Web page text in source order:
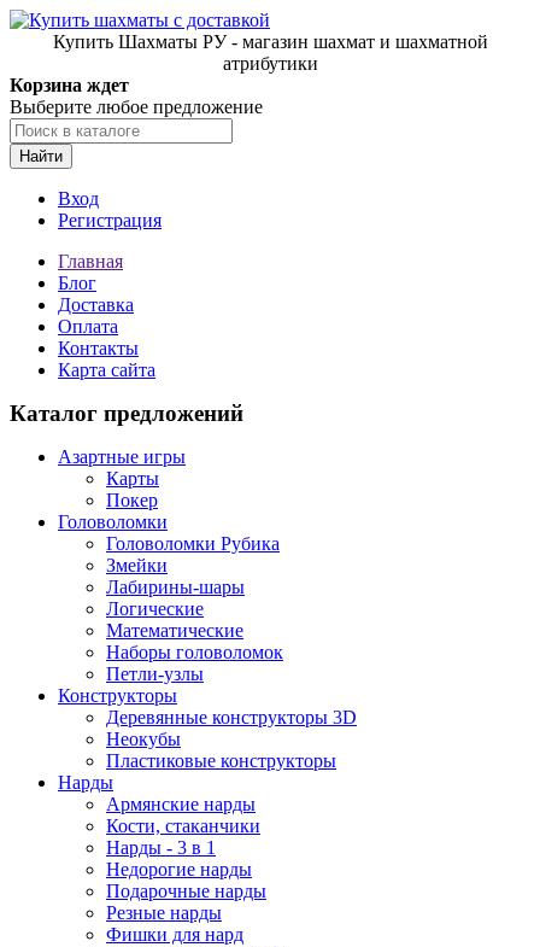
Купить Шахматы РУ - магазин шахмат и шахматной
атрибутики
Корзина ждет
Выберите любое предложение
Найти
Вход
Регистрация
Главная
Блог
Доставка
Оплата
Контакты
Карта сайта
Каталог предложений
Азартные игры
Карты
Покер
Головоломки
Головоломки Рубика
Змейки
Лабирины-шары
Логические
Математические
Наборы головоломок
Петли-узлы
Конструкторы
Деревянные конструкторы 3D
Неокубы
Пластиковые конструкторы
Нарды
Армянские нарды
Кости, стаканчики
Нарды - 3 в 1
Недорогие нарды
Подарочные нарды
Резные нарды
Фишки для нард